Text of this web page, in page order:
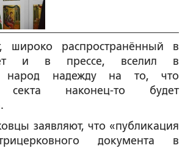
широко распространённый в
и в прессе, вселил в
народ надежду на то, что
секта наконец-то будет
заявляют, что «публикация
документа в